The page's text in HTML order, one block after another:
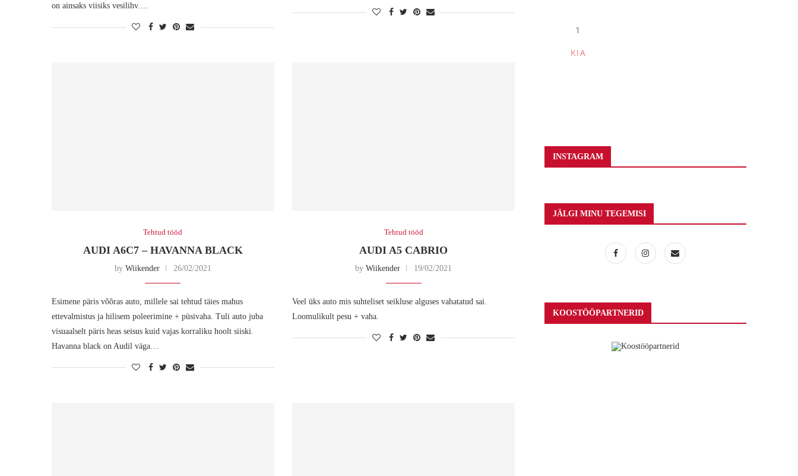
on ainsaks viisiks vesilihv.…
Tehtud tööd
AUDI A6C7 – HAVANNA BLACK
by Wiikender 26/02/2021
Esimene päris võõras auto, millele sai tehtud täies mahus
ettevalmistus ja hilisem poleerimine + püsivaha. Tuli auto juba
visuaalselt päris heas seisus kuid vajas korraliku hoolt siiski.
Havanna black on Audil väga…
Tehtud tööd
AUDI A5 CABRIO
byWiikender 19/02/2021
Veel üks auto mis suhteliset seikluse alguses vahatatud sai.
Loomulikult pesu + vaha.
1
KIA
INSTAGRAM
JÄLGI MINU TEGEMISI
KOOSTÖÖPARTNERID